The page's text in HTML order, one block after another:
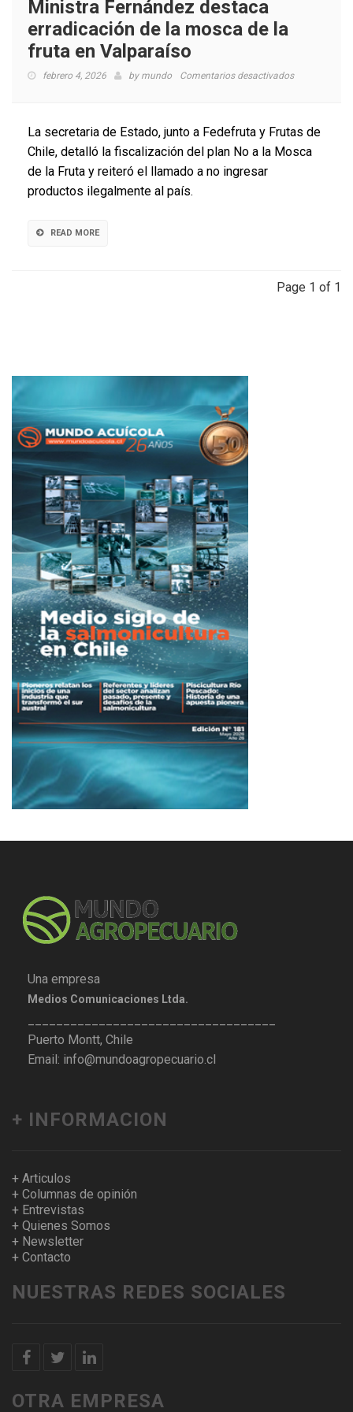
Ministra Fernández destaca
erradicación de la mosca de la
fruta en Valparaíso
febrero 4, 2026 by mundo Comentarios desactivadosen
erradicación
de
La secretaria de Estado, junto a Fedefruta y Frutas de
Chile, detalló la fiscalización del plan No a la Mosca
de la Fruta y reiteró el llamado a no ingresar
productos ilegalmente al país.
READ MORE
Page 1 of 1
Una empresa
Medios Comunicaciones Ltda.
Puerto Montt, Chile
Email: info@mundoagropecuario.cl
+ INFORMACION
+ Articulos
+ Columnas de opinión
+ Entrevistas
+ Quienes Somos
+ Newsletter
+ Contacto
NUESTRAS REDES SOCIALES
OTRA EMPRESA